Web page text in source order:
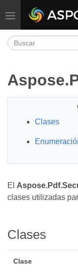
Alternar navegación
Clases
El
clases utilizadas
Clases
Clase